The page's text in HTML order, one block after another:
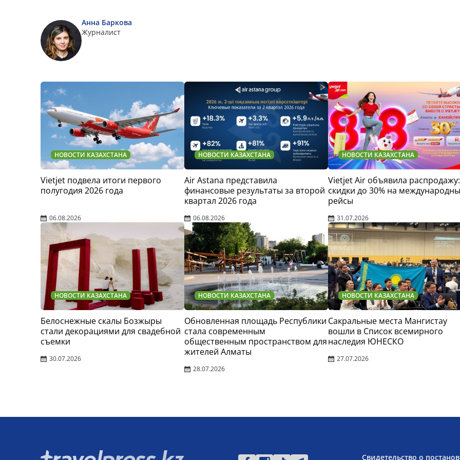
Анна Баркова
Журналист
НОВОСТИ КАЗАХСТАНА
Vietjet подвела итоги первого
полугодия 2026 года
06.08.2026
НОВОСТИ КАЗАХСТАНА
Air Astana представила
финансовые результаты за второй
квартал 2026 года
06.08.2026
НОВОСТИ КАЗАХСТАНА
Vietjet Air объявила распродажу:
скидки до 30% на
рейсы
31.07.2026
НОВОСТИ КАЗАХСТАНА
Белоснежные скалы Бозжыры
стали декорациями для свадебной
съемки
30.07.2026
НОВОСТИ КАЗАХСТАНА
Обновленная площадь Республики
стала современным
общественным пространством для
жителей Алматы
28.07.2026
НОВОСТИ КАЗАХСТАНА
Сакральные места Мангистау
вошли в Список всемирного
наследия ЮНЕСКО
27.07.2026
Свидетельство о